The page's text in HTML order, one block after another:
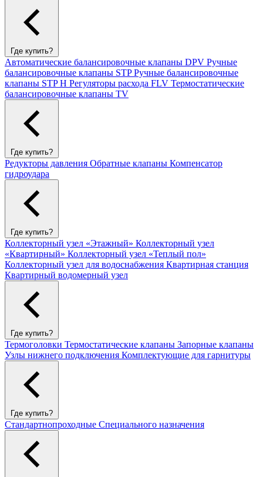
Где купить?
Автоматические балансировочные клапаны DPV Ручные
балансировочные клапаны STPРучные балансировочные
клапаны STP H Регуляторы расхода FLV Термостатические
балансировочные клапаны TV
Где купить?
Редукторы давления Обратные клапаны Компенсатор
гидроудара
Где купить?
Коллекторный узел «Этажный» Коллекторный узел
«Квартирный» Коллекторный узел «Теплый пол»
Коллекторный узел для водоснабжения Квартирная станция
Квартирный водомерный узел
Где купить?
Термоголовки Термостатические клапаны Запорные клапаны
Узлы нижнего подключения Комплектующие для гарнитуры
Где купить?
Стандартнопроходные Специального назначения